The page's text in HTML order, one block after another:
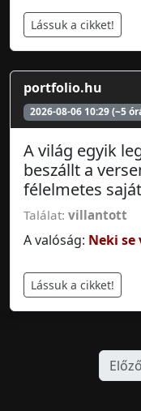
Lássuk a cikket!
portfolio.hu
2026-08-06 10:29 (~5
A világ egyik
beszállt a
félelmetes
Találat: villantott
A valóság: Neki
Lássuk a cikket!
Előző